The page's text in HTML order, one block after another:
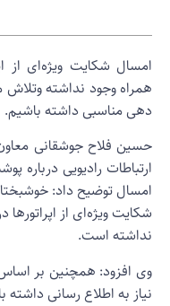
شکایت ویژه‌ای از
وجود نداشته وتلاش
مناسبی داشته باشیم.
فلاح جوشقانی معاون
رادیویی درباره
توضیح داد: خوشبختانه
ویژه‌ای از اپراتورها
است.
افزود: همچنین بر اساس
به اطلاع رسانی داشته باشد.